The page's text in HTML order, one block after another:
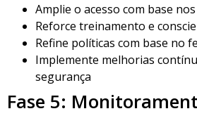
Amplie o acesso com base
Reforce treinamento e
Refine políticas com base no
Implemente melhorias
segurança
Fase 5: